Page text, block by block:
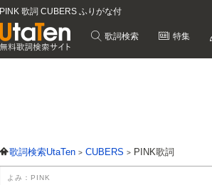
PINK 歌詞 CUBERS ふりがな付
歌詞検索 特集
歌詞検索UtaTen CUBERS PINK歌詞
よみ：PINK